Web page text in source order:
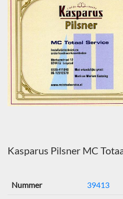
Kasparus Pilsner MC
Nummer
39413